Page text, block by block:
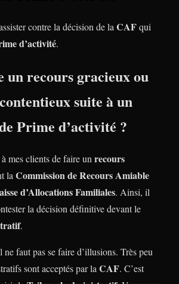
contre la décision de la CAFqui
d’activité.
recours gracieux ou
suite à un
Prime d’activité ?
mes clients de faire unrecours
laCommission de Recours Amiable
d’Allocations Familiales. Ainsi, il
la décision définitive devant le
.
faut pas se faire d’illusions. Très peu
sont acceptés par laCAF. C’est